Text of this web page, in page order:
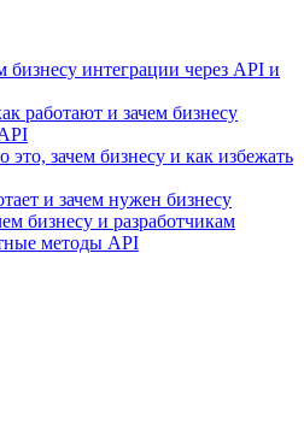
бизнесу интеграции через API и
работают и зачем бизнесу
это, зачем бизнесу и как избежать
и зачем нужен бизнесу
бизнесу и разработчикам
методы API